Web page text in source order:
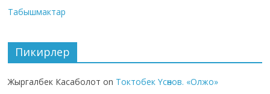
Табышмактар
Пикирлер
Жыргалбек Касаболот on Токтобек Үсөнов. «Олжо»